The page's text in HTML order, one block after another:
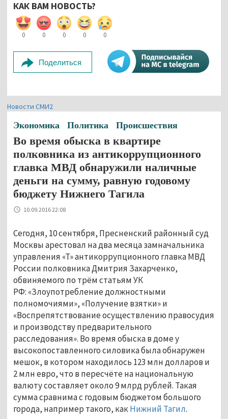
КАК ВАМ НОВОСТЬ?
0 0 0 0 0
Поделиться
Новости СМИ2
Экономика Политика Происшествия
Во время обыска в квартире
полковника из антикоррупционного
главка МВД обнаружили наличные
деньги на сумму, равную годовому
бюджету Нижнего Тагила
10.09.2016 22:08
Сегодня, 10 сентября, Пресненский районный суд
Москвы арестовал на два месяца замначальника
управления «Т» антикоррупционного главка МВД
России полковника Дмитрия Захарченко,
обвиняемого по трём статьям УК
РФ: «Злоупотребление должностными
полномочиями», «Получение взятки» и
«Воспрепятствование осуществлению правосудия
и производству предварительного
расследования». Во время обыска в доме у
высокопоставленного силовика была обнаружен
мешок, в котором находилось 123 млн долларов и
2 млн евро, что в пересчёте на национальную
валюту составляет около 9 млрд рублей. Такая
сумма сравнима с годовым бюджетом большого
города, например такого, какНижний Тагил.